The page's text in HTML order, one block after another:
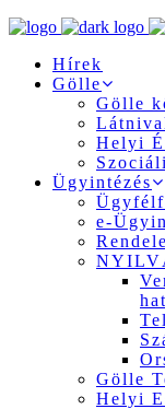
Hírek
Gölle
Gölle
Helyi
Ügyintézés
e-
Gölle
Helyi